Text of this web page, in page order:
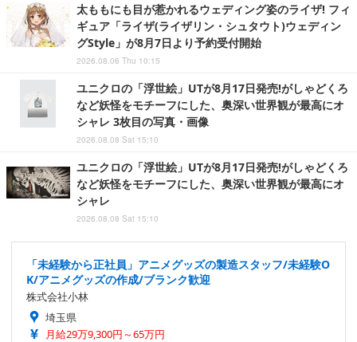
太ももにも目が惹かれるウェディング姿のライザ! フィ
ギュア「ライザ(ライザリン・シュタウト)ウェディン
グStyle」が8月7日より予約受付開始
2026.08.06 Thu 10:15
ユニクロの「浮世絵」UTが8月17日発売!がしゃどくろ
など妖怪をモチーフにした、奥深い世界観が最高にオ
シャレ 3枚目の写真・画像
2026.08.08 Sat 15:10
ユニクロの「浮世絵」UTが8月17日発売!がしゃどくろ
など妖怪をモチーフにした、奥深い世界観が最高にオ
シャレ
2026.08.08 Sat 15:10
「未経験から正社員」アニメグッズの製造スタッフ/未経験O
K/アニメグッズの作成/ブランク歓迎
株式会社小林
埼玉県
月給29万9,300円～65万円